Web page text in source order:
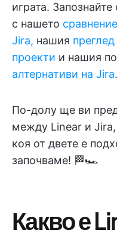
играта.
с нашето
Jira, нашия
проекти и нашия
алтернативи на Jira
По-долу ще ви
между Linear и
коя от двете е
започваме! 🏁🏎️
Какво е